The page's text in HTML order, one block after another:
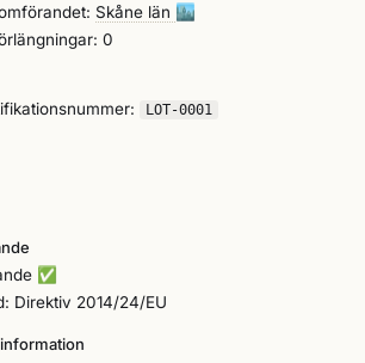
Skåne län 🏙️
0
LOT-0001
✅
Direktiv 2014/24/EU